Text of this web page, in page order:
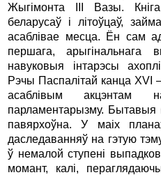
Жыгімонта III Вазы.
беларусаў і літоўцаў,
асаблівае месца. Ён сам
першага,
навуковыя інтарэсы
Рэчы Паспалітай канца
асаблівым акцэнтам
парламентарызму. Бытавыя
павярхоўна. У маіх
даследаванняў на гэтую
ў немалой ступені
момант, калі,